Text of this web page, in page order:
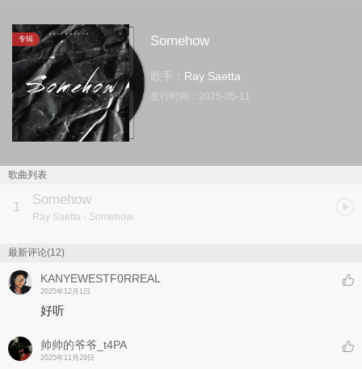
专辑 Somehow
歌手： Ray Saetta
发行时间： 2025-05-11
歌曲列表
1 Somehow
Ray Saetta - Somehow
最新评论(12)
KANYEWESTF0RREAL
2025年12月1日
好听
帅帅的爷爷_t4PA
2025年11月29日